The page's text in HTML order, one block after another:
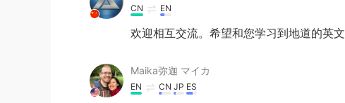
CN EN
欢迎相互交流。希望和您学习到地道的英文
Maika弥迦 マイカ
EN CN JP ES